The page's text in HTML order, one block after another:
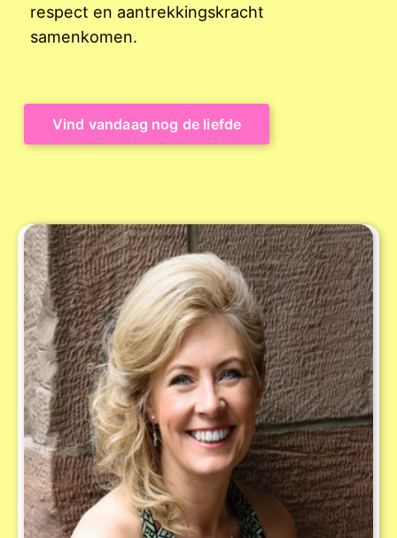
respect en aantrekkingskracht
samenkomen.
Vind vandaag nog de liefde